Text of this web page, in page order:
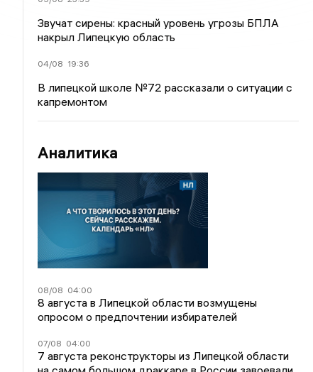
Звучат сирены: красный уровень угрозы БПЛА
накрыл Липецкую область
04/08 19:36
В липецкой школе №72 рассказали о ситуации с
капремонтом
Аналитика
08/08 04:00
8 августа в Липецкой области возмущены
опросом о предпочтении избирателей
07/08 04:00
7 августа реконструкторы из Липецкой области